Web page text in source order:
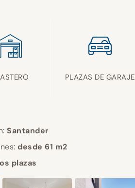
PLAZAS DE GARAJE
Santander
desde 61 m2
plazas